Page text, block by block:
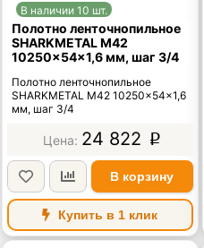
В наличии 10 шт.
Полотно ленточнопильное
SHARKMETAL M42
10250×54×1,6 мм, шаг 3/4
Полотно ленточнопильное
SHARKMETAL M42 10250×54×1,6
мм, шаг 3/4
24 822 p
В корзину
Купить в 1 клик